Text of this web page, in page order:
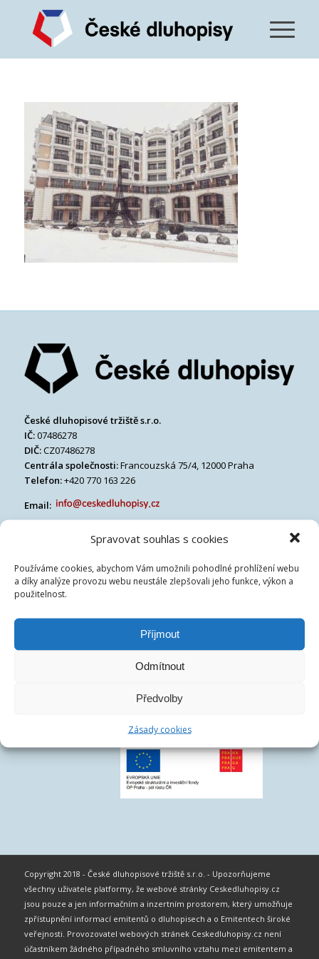
Spravovat souhlas s cookies
Používáme cookies, abychom Vám umožnili pohodlné prohlížení webu
a díky analýze provozu webu neustále zlepšovali jeho funkce, výkon a
použitelnost.
Příjmout
Odmítnout
Předvolby
Zásady cookies
České dluhopisové tržiště s.r.o.
IČ:07486278
DIČ:CZ07486278
Centrála společnosti:Francouzská 75/4, 12000 Praha
Telefon:+420 770 163 226
Email:
Copyright 2018 - České dluhopisové tržiště s.r.o. - Upozorňujeme
všechny uživatele platformy, že webové stránky Ceskedluhopisy.cz
jsou pouze a jen informačním a inzertním prostorem, který umožňuje
zpřístupnění informací emitentů o dluhopisech a o Emitentech široké
veřejnosti. Provozovatel webových stránek Ceskedluhopisy.cz není
účastníkem žádného případného smluvního vztahu mezi emitentem a